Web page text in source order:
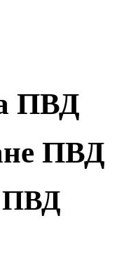
ПВД
ПВД
ПВД